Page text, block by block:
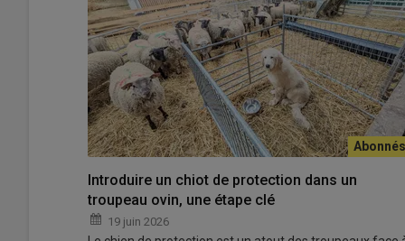
L'Union européenne et l'Australie ont conclu un accord
tonnes de viande ovine et caprine australienne.
© J-C. Gutner
Les négociations avaient débuté en 2018. Un terrain
(UE) et l’Australiele 24 mars 2026, qui ont conclu un
d’exporter plus facilement sesvins, spiritueux et
importations de viande ovine et caprineen UE.
L’accord supprimera les droits de douane sur 25 000
contre 3 800 tonnes aujourd’hui. Ces viandes devront
contingent de viande ovine et caprine se fera
Introduire un chiot de protection dans un
troupeau ovin, une étape clé
19 juin 2026